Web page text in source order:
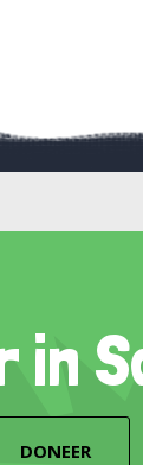
in
DONEER